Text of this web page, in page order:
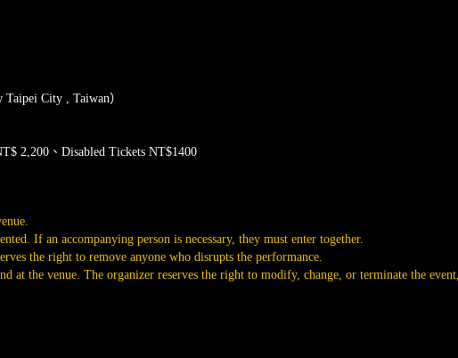
City , Taiwan）
2,200、Disabled Tickets NT$1400
If an accompanying person is necessary, they must enter together.
the right to remove anyone who disrupts the performance.
the venue. The organizer reserves the right to modify, change, or terminate the